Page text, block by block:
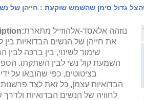
גדול סימן שהשמש שוקעת : חייהן של
נוזהה אלאסד-אלהוזייל מתארת
את חייהן של הנשים הבדואיות בין
שימור לשינוי, בין ברכה לבין
השמעת קול נשי לבין השתקתו.
בציטוטים, כפי שהובאו על
הבדואיות עצמן, כל זאת לצד
לחוויה של הנשים הבדואיות